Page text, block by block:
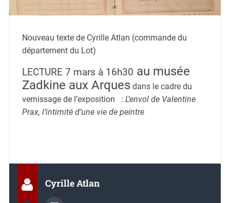
Nouveau texte de Cyrille Atlan (commande du
département du Lot)
LECTURE 7 mars à 16h30 au musée
Zadkine aux Arquesdans le cadre du
vernissage de l’exposition : L’envol de Valentine
Prax, l’intimité d’une vie de peintre
Cyrille Atlan